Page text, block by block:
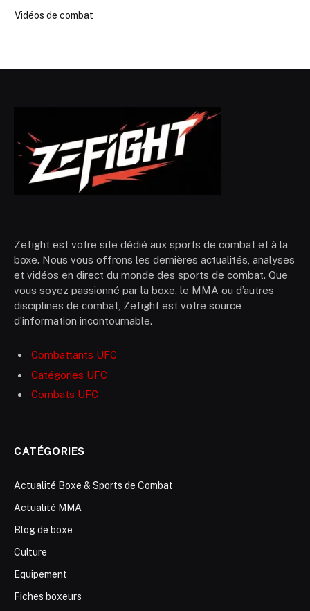
Vidéos de combat
Zefight est votre site dédié aux sports de combat et à la
boxe. Nous vous offrons les dernières actualités, analyses
et vidéos en direct du monde des sports de combat. Que
vous soyez passionné par la boxe, le MMA ou d’autres
disciplines de combat, Zefight est votre source
d’information incontournable.
Combattants UFC
Catégories UFC
Combats UFC
CATÉGORIES
Actualité Boxe & Sports de Combat
Actualité MMA
Blog de boxe
Culture
Equipement
Fiches boxeurs